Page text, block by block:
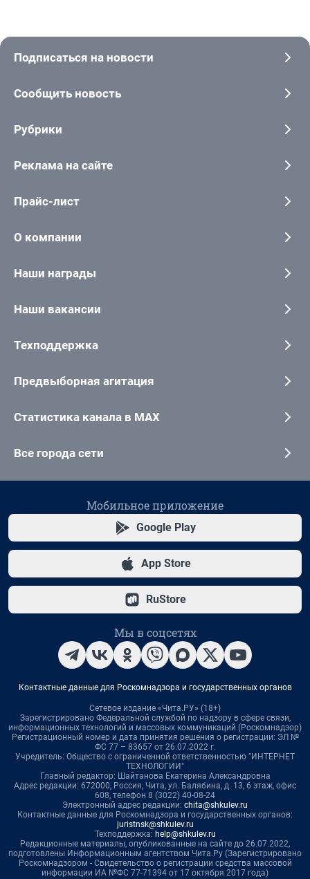
Подписаться на новости
Сообщить новость
Рубрики
Реклама на сайте
Прайс-лист
О компании
Наши награды
Наши вакансии
Техподдержка
Предвыборная агитация
Статистика канала в MAX
Все города сети
Мобильное приложение
Google Play
App Store
RuStore
Мы в соцсетях
Контактные данные для Роскомнадзора и государственных органов
Сетевое издание «Чита.РУ» (18+)
Зарегистрировано Федеральной службой по надзору в сфере связи,
информационных технологий и массовых коммуникаций (Роскомнадзор)
Регистрационный номер и дата принятия решения о регистрации: ЭЛ №
ФС 77 – 83657 от 26.07.2022 г.
Учредитель: Общество с ограниченной ответственностью "ИНТЕРНЕТ
ТЕХНОЛОГИИ"
Главный редактор: Шайтанова Екатерина Александровна
Адрес редакции: 672000, Россия, Чита, ул. Балябина, д. 13, 6 этаж, офис
608, телефон 8 (3022) 40-08-24
Электронный адрес редакции: chita@shkulev.ru
Контактные данные для Роскомнадзора и государственных органов:
juristnsk@shkulev.ru
Техподдержка: help@shkulev.ru
Редакционные материалы, опубликованные на сайте до 26.07.2022,
подготовлены Информационным агентством Чита.Ру (Зарегистрировано
Роскомнадзором - Свидетельство о регистрации средства массовой
информации ИА №ФС 77-71394 от 17 октября 2017 года)